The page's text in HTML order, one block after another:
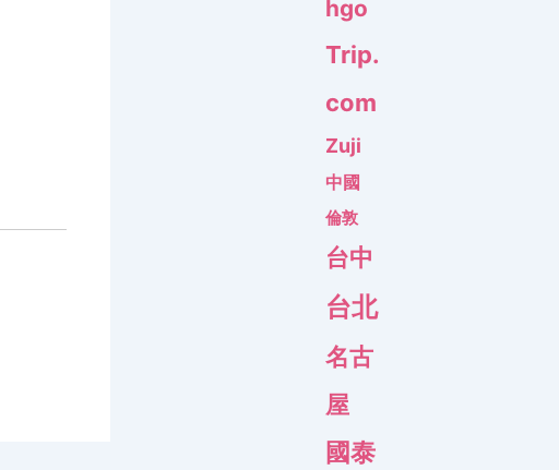
hgo
Trip.
com
Zuji
中國
倫敦
台中
台北
名古
屋
國泰